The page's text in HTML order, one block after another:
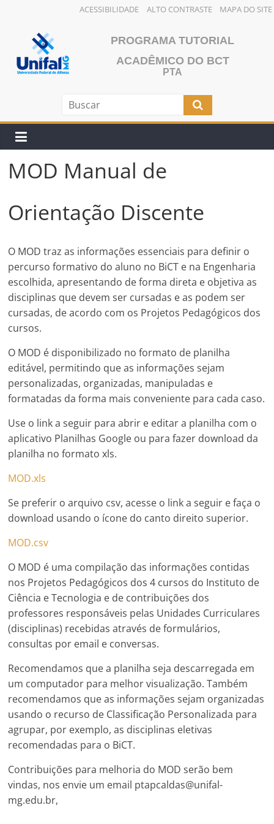
ACESSIBILIDADE ALTO CONTRASTE MAPA DO SITE
conteúdo
PROGRAMA TUTORIAL
ACADÊMICO DO BCT
PTA
MOD Manual de
Orientação Discente
O MOD traz as informações essenciais para definir o
percurso formativo do aluno no BiCT e na Engenharia
escolhida, apresentando de forma direta e objetiva as
disciplinas que devem ser cursadas e as podem ser
cursadas, de acordo com os Projetos Pedagógicos dos
cursos.
O MOD é disponibilizado no formato de planilha
editável, permitindo que as informações sejam
personalizadas, organizadas, manipuladas e
formatadas da forma mais conveniente para cada caso.
Use o link a seguir para abrir e editar a planilha com o
aplicativo Planilhas Google ou para fazer download da
planilha no formato xls.
MOD.xls
Se preferir o arquivo csv, acesse o link a seguir e faça o
download usando o ícone do canto direito superior.
MOD.csv
O MOD é uma compilação das informações contidas
nos Projetos Pedagógicos dos 4 cursos do Instituto de
Ciência e Tecnologia e de contribuições dos
professores responsáveis pelas Unidades Curriculares
(disciplinas) recebidas através de formulários,
consultas por email e conversas.
Recomendamos que a planilha seja descarregada em
um computador para melhor visualização. Também
recomendamos que as informações sejam organizadas
usando o recurso de Classificação Personalizada para
agrupar, por exemplo, as disciplinas eletivas
recomendadas para o BiCT.
Contribuições para melhoria do MOD serão bem
vindas, nos envie um email ptapcaldas@unifal-
mg.edu.br,